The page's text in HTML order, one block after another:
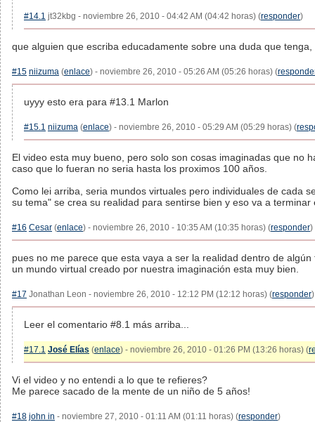
#14.1 jt32kbg - noviembre 26, 2010 - 04:42 AM (04:42 horas) (responder)
que alguien que escriba educadamente sobre una duda que
#15 niizuma (enlace) - noviembre 26, 2010 - 05:26 AM (05:26 horas) (
uyyy esto era para #13.1 Marlon
#15.1 niizuma (enlace) - noviembre 26, 2010 - 05:29 AM (05:29 horas) (
El video esta muy bueno, pero solo son cosas imaginadas que no
caso que lo fueran no seria hasta los proximos 100 años.
Como lei arriba, seria mundos virtuales pero individuales de cada
su tema" se crea su realidad para sentirse bien y eso va a terminar
#16 Cesar (enlace) - noviembre 26, 2010 - 10:35 AM (10:35 horas) (responder)
pues no me parece que esta vaya a ser la realidad dentro de
un mundo virtual creado por nuestra imaginación esta muy bien.
#17 Jonathan Leon - noviembre 26, 2010 - 12:12 PM (12:12 horas) (responder)
Leer el comentario #8.1 más arriba...
#17.1 José Elías (enlace) - noviembre 26, 2010 - 01:26 PM (13:26 horas) (
Vi el video y no entendi a lo que te refieres?
Me parece sacado de la mente de un niño de 5 años!
#18 john in - noviembre 27, 2010 - 01:11 AM (01:11 horas) (responder)